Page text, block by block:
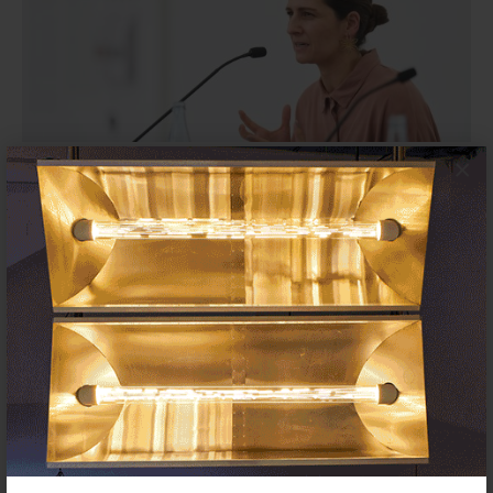
×
exibart.es entrevista: Claudia
Segura, crear comunidades ante
todo
ENTREVISTAS 21 NOVIEMBRE 2022